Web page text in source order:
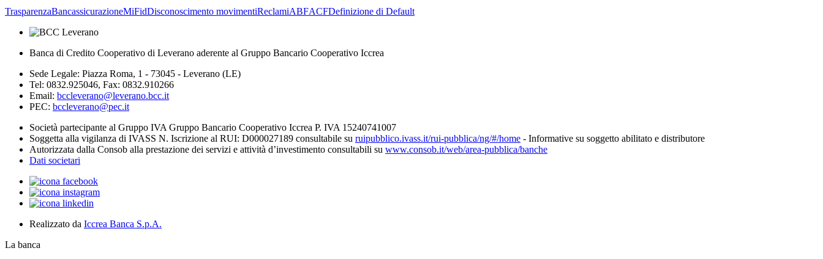
TrasparenzaBancassicurazioneMiFidDisconoscimento movimentiReclamiABFACFDefinizione di Default
Banca di Credito Cooperativo di Leverano aderente al Gruppo Bancario Cooperativo Iccrea
Sede Legale: Piazza Roma, 1 - 73045 - Leverano (LE)
Tel: 0832.925046, Fax: 0832.910266
Email: bccleverano@leverano.bcc.it
PEC: bccleverano@pec.it
Società partecipante al Gruppo IVA Gruppo Bancario Cooperativo Iccrea P. IVA 15240741007
Soggetta alla vigilanza di IVASS N. Iscrizione al RUI: D000027189 consultabile su ruipubblico.ivass.it/rui-pubblica/ng/#/home - Informative su soggetto abilitato e distributore
Autorizzata dalla Consob alla prestazione dei servizi e attività d’investimento consultabili su www.consob.it/web/area-pubblica/banche
Dati societari
Realizzato da Iccrea Banca S.p.A.
La banca